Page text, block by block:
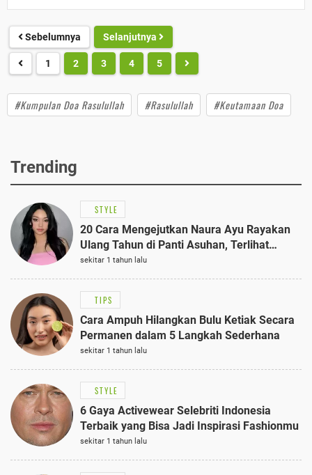
Sebelumnya Selanjutnya
1 2 3 4 5
#Kumpulan Doa Rasulullah #Rasulullah #Keutamaan Doa
Trending
STYLE
20 Cara Mengejutkan Naura Ayu Rayakan
Ulang Tahun di Panti Asuhan, Terlihat
Anggun dengan Kaftan Cokelat
sekitar 1 tahun lalu
TIPS
Cara Ampuh Hilangkan Bulu Ketiak Secara
Permanen dalam 5 Langkah Sederhana
sekitar 1 tahun lalu
STYLE
6 Gaya Activewear Selebriti Indonesia
Terbaik yang Bisa Jadi Inspirasi Fashionmu
sekitar 1 tahun lalu